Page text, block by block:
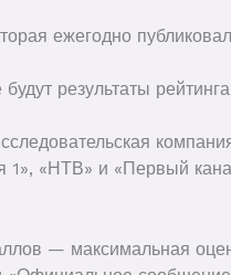
ежегодно
результаты
1», «НТВ» и «Первый
— максимальная